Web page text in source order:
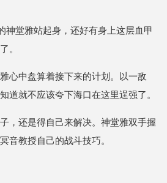
堂雅站起身，还好有身上这层血甲
。
心中盘算着接下来的计划。以一敌
道就不应该夸下海口在这里逞强了。
，还是得自己来解决。神堂雅双手握
音教授自己的战斗技巧。